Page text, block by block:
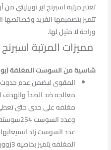
تعتبر مرتبة اسبرنج اير نوبيليتي
تتميز بتصميمها الفريد وخصائصها
وراحة لا مثيل لها.
مميزات المرتبة اسبرنج
شاسية من السوست المغلفة
المقوى ليضمن عدم حدوث
معالجه ضد الصدأ
وعدد
عدد السوست زاد